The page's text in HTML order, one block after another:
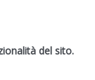
del sito.